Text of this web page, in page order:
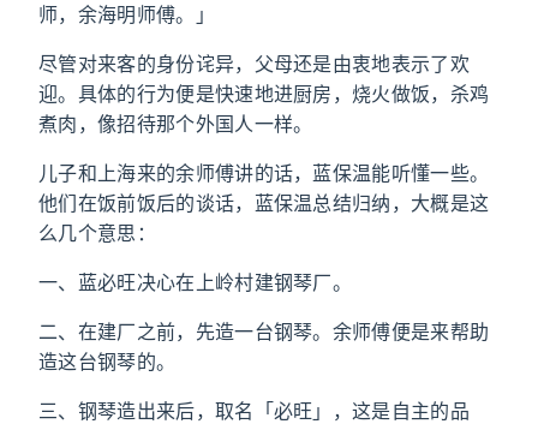
师，余海明师傅。」
尽管对来客的身份诧异，父母还是由衷地表示了欢
迎。具体的行为便是快速地进厨房，烧火做饭，杀鸡
煮肉，像招待那个外国人一样。
儿子和上海来的余师傅讲的话，蓝保温能听懂一些。
他们在饭前饭后的谈话，蓝保温总结归纳，大概是这
么几个意思：
一、蓝必旺决心在上岭村建钢琴厂。
二、在建厂之前，先造一台钢琴。余师傅便是来帮助
造这台钢琴的。
三、钢琴造出来后，取名「必旺」，这是自主的品